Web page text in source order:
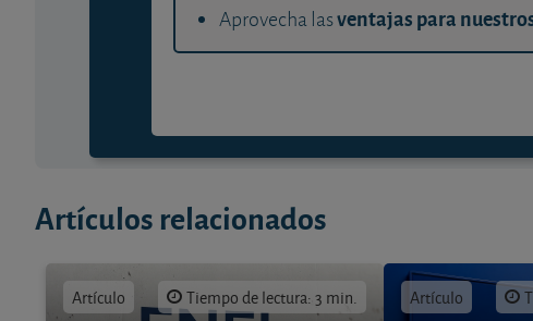
Aprovecha lasventajas para
Artículos relacionados
Artículo Tiempo de lectura: 3 min. Artículo